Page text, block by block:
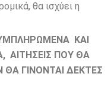
θα ισχύει η
ΚΑΙ
ΑΙΤΗΣΕΙΣ ΠΟΥ ΘΑ
ΘΑ ΓΙΝΟΝΤΑΙ ΔΕΚΤΕΣ